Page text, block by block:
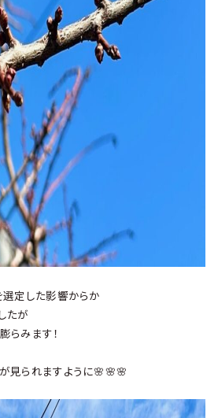
定した影響からか
たが
らみます！
見られますように🌸🌸🌸